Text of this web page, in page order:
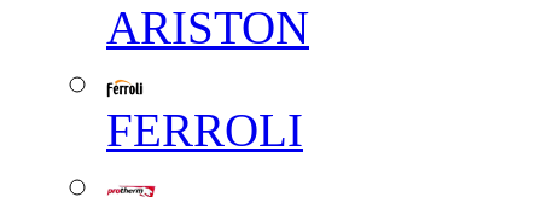
ARISTON
FERROLI